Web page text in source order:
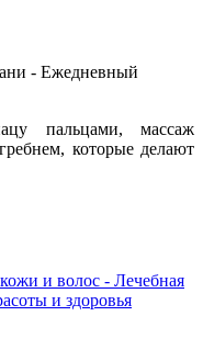
пальцами, массаж
которые делают